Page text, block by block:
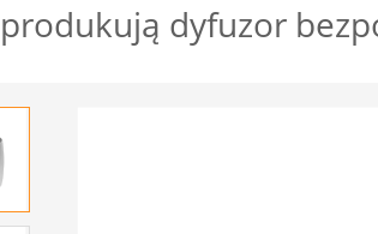
dyfuzor